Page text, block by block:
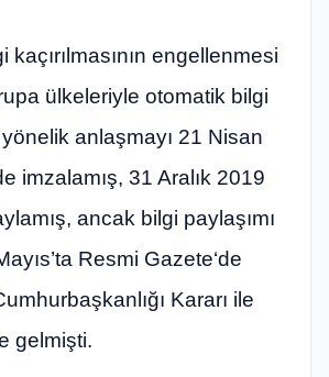
kaçırılmasının engellenmesi
ülkeleriyle otomatik bilgi
yönelik anlaşmayı 21 Nisan
imzalamış, 31 Aralık 2019
ancak bilgi paylaşımı
Resmi Gazete‘de
Kararı ile
gelmişti.